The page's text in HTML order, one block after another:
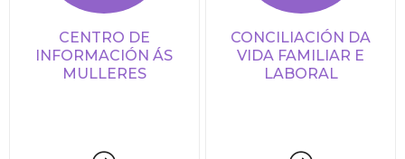
CENTRO DE
INFORMACIÓN ÁS
MULLERES
CONCILIACIÓN DA
VIDA FAMILIAR E
LABORAL